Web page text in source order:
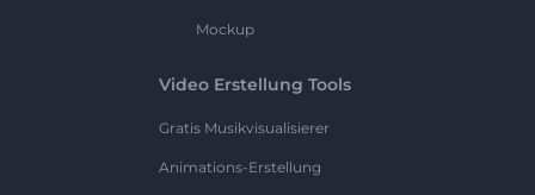
Mockup
Video Erstellung Tools
Gratis Musikvisualisierer
Animations-Erstellung